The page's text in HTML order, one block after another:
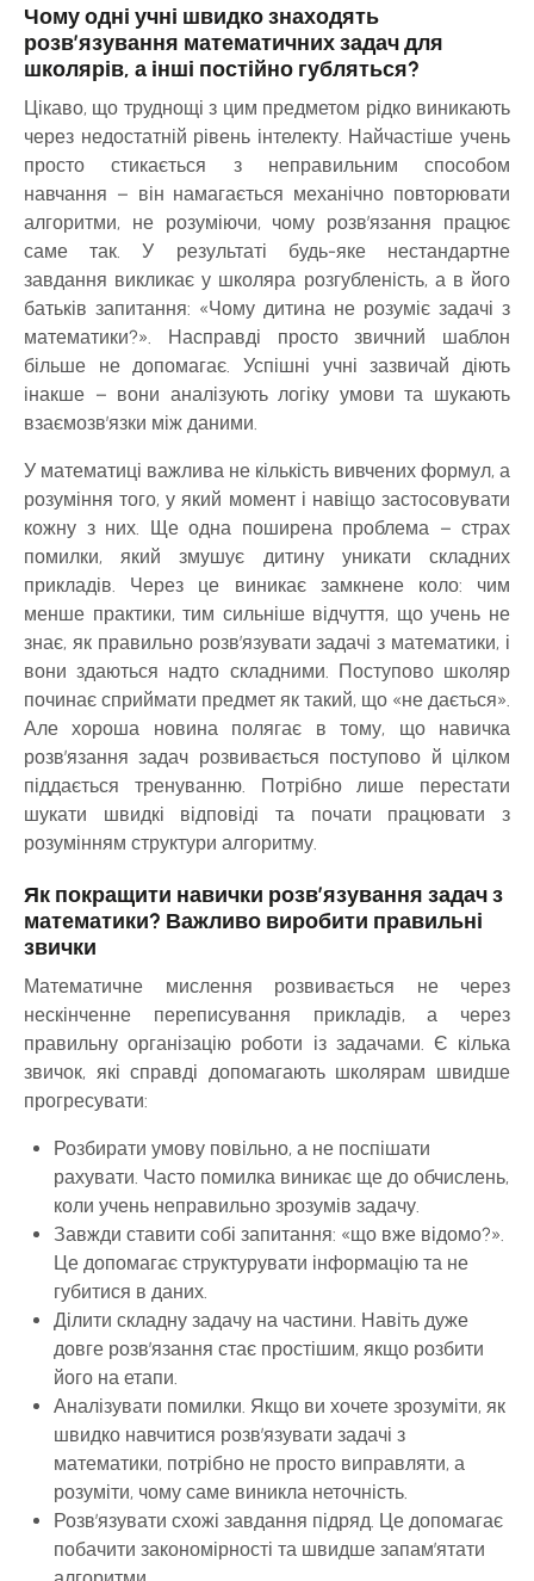
Чому одні учні швидко знаходять
розв’язування математичних задач для
школярів, а інші постійно губляться?
Цікаво, що труднощі з цим предметом рідко виникають
через недостатній рівень інтелекту. Найчастіше учень
просто стикається з неправильним способом
навчання – він намагається механічно повторювати
алгоритми, не розуміючи, чому розв’язання працює
саме так. У результаті будь-яке нестандартне
завдання викликає у школяра розгубленість, а в його
батьків запитання: «Чому дитина не розуміє задачі з
математики?». Насправді просто звичний шаблон
більше не допомагає. Успішні учні зазвичай діють
інакше – вони аналізують логіку умови та шукають
взаємозв’язки між даними.
У математиці важлива не кількість вивчених формул, а
розуміння того, у який момент і навіщо застосовувати
кожну з них. Ще одна поширена проблема – страх
помилки, який змушує дитину уникати складних
прикладів. Через це виникає замкнене коло: чим
менше практики, тим сильніше відчуття, що учень не
знає, як правильно розв’язувати задачі з математики, і
вони здаються надто складними. Поступово школяр
починає сприймати предмет як такий, що «не дається».
Але хороша новина полягає в тому, що навичка
розв’язання задач розвивається поступово й цілком
піддається тренуванню. Потрібно лише перестати
шукати швидкі відповіді та почати працювати з
розумінням структури алгоритму.
Як покращити навички розв’язування задач з
математики? Важливо виробити правильні
звички
Математичне мислення розвивається не через
нескінченне переписування прикладів, а через
правильну організацію роботи із задачами. Є кілька
звичок, які справді допомагають школярам швидше
прогресувати:
Розбирати умову повільно, а не поспішати
рахувати. Часто помилка виникає ще до обчислень,
коли учень неправильно зрозумів задачу.
Завжди ставити собі запитання: «що вже відомо?».
Це допомагає структурувати інформацію та не
губитися в даних.
Ділити складну задачу на частини. Навіть дуже
довге розв’язання стає простішим, якщо розбити
його на етапи.
Аналізувати помилки. Якщо ви хочете зрозуміти, як
швидко навчитися розв’язувати задачі з
математики, потрібно не просто виправляти, а
розуміти, чому саме виникла неточність.
Розв’язувати схожі завдання підряд. Це допомагає
побачити закономірності та швидше запам’ятати